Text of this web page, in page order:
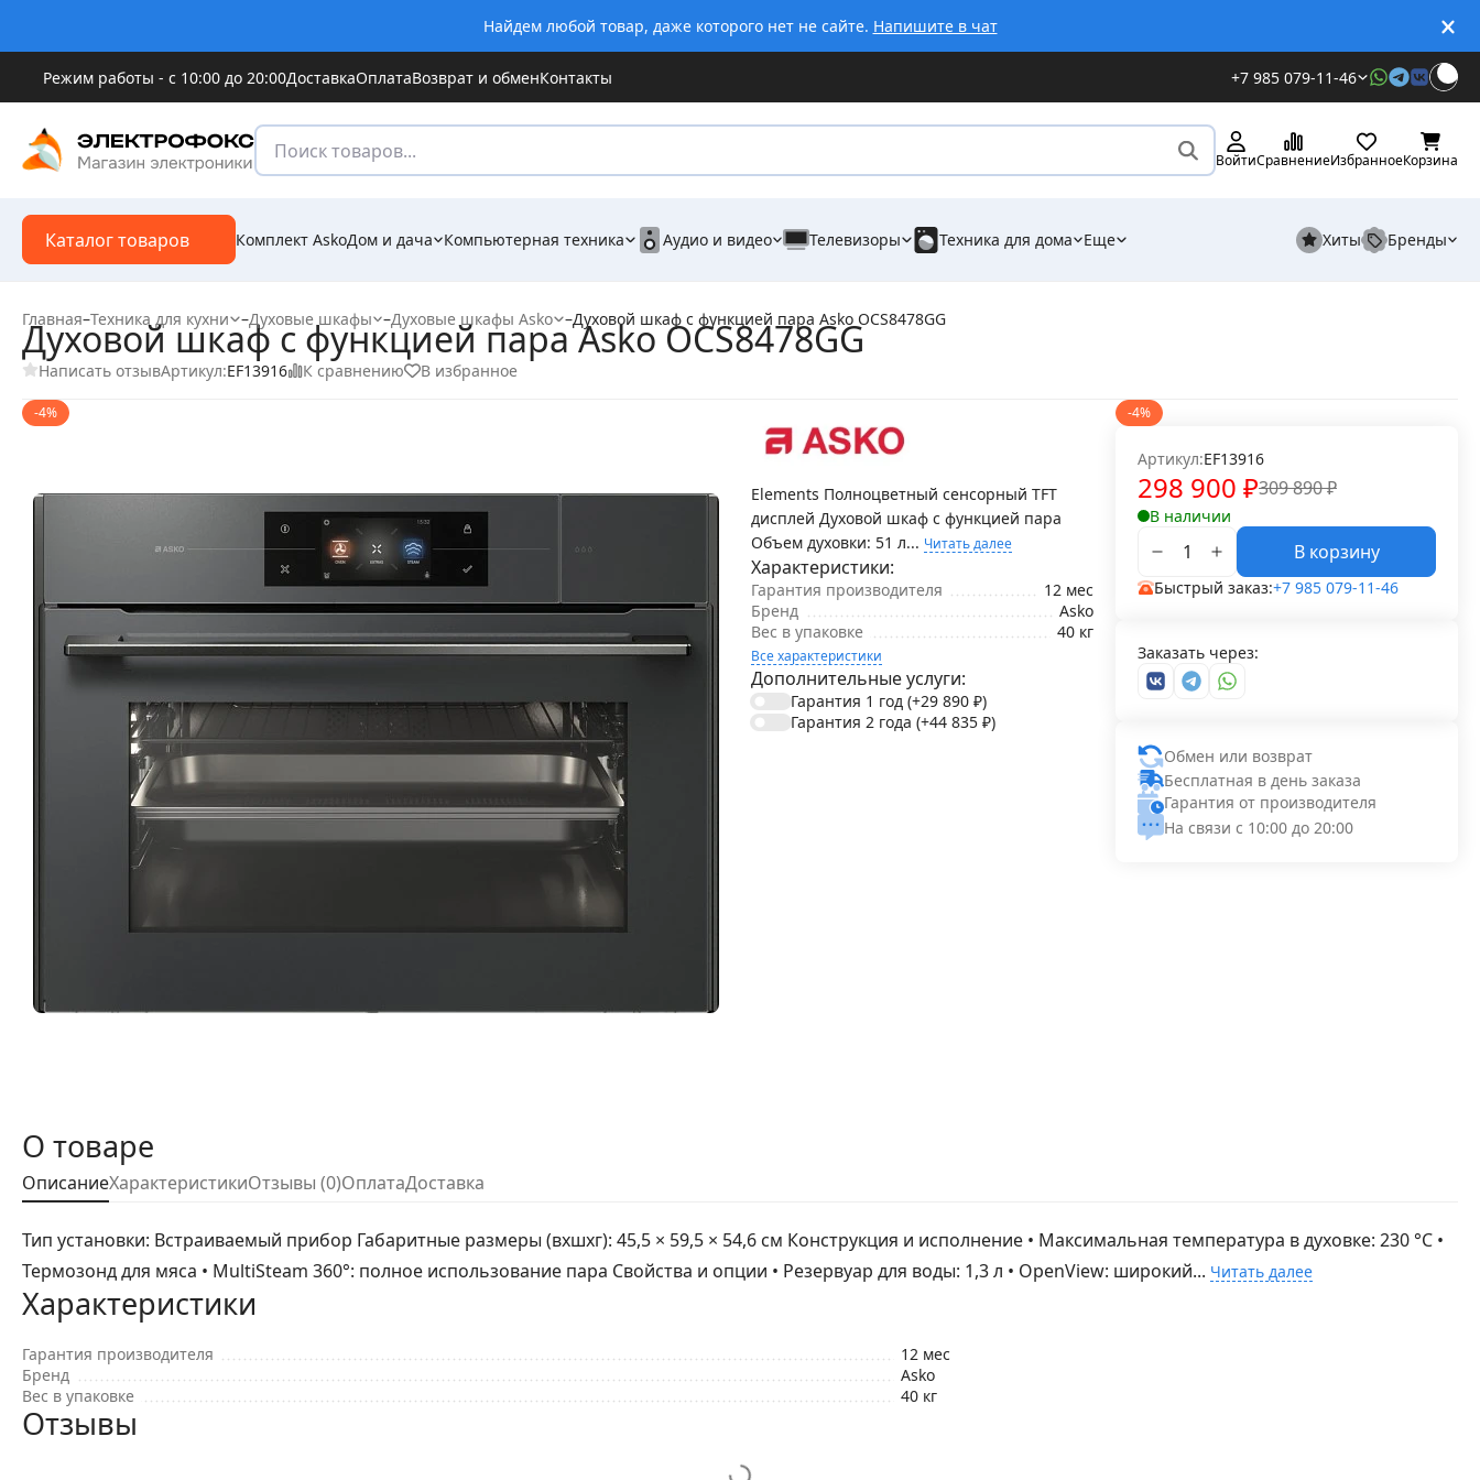
Найдем любой товар, даже которого нет не сайте. Напишите в чат
Режим работы - с 10:00 до 20:00ДоставкаОплатаВозврат и обменКонтакты +7 985 079-11-46
ВойтиСравнениеИзбранноеКорзина
Каталог товаров Комплект AskoДом и дача Компьютерная техника Аудио и видео Телевизоры Техника для дома Еще Хиты Бренды
Главная–Техника для кухни –Духовые шкафы –Духовые шкафы Asko –Духовой шкаф с функцией пара Asko OCS8478GG
Духовой шкаф с функцией пара Asko OCS8478GG
Написать отзывАртикул:EF13916 К сравнению В избранное
-4%
Elements Полноцветный сенсорный TFT
дисплей Духовой шкаф с функцией пара
Объем духовки: 51 л... Читать далее
Характеристики:
Гарантия производителя
12 мес
Бренд
Asko
Вес в упаковке
40 кг
Все характеристики
Дополнительные услуги:
Гарантия 1 год (+29 890 ₽)
Гарантия 2 года (+44 835 ₽)
-4%
Артикул:EF13916
309 890₽
298 900 ₽
В наличии
В корзину
Быстрый заказ:+7 985 079-11-46
Заказать через:
Обмен или возврат
Бесплатная в день заказа
Гарантия от производителя
На связи с 10:00 до 20:00
О товаре
ОписаниеХарактеристикиОтзывы (0)ОплатаДоставка
Тип установки: Встраиваемый прибор Габаритные размеры (вхшхг): 45,5 × 59,5 × 54,6 см Конструкция и исполнение • Максимальная температура в духовке: 230 °С •
Термозонд для мяса • MultiSteam 360°: полное использование пара Свойства и опции • Резервуар для воды: 1,3 л • OpenView: широкий... Читать далее
Характеристики
Гарантия производителя
12 мес
Бренд
Asko
Вес в упаковке
40 кг
Отзывы